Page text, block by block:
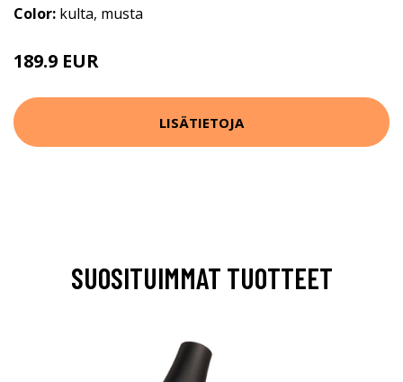
Color: kulta, musta
189.9 EUR
LISÄTIETOJA
SUOSITUIMMAT TUOTTEET